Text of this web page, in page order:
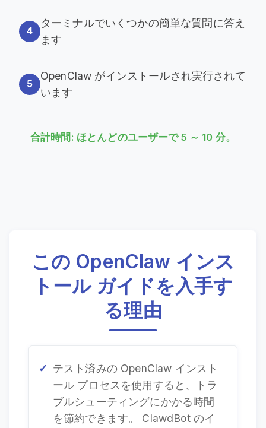
4
ターミナルでいくつかの簡単な質問に答え
ます
5
OpenClaw がインストールされ実行されて
います
合計時間: ほとんどのユーザーで 5 ～ 10 分。
この OpenClaw インス
トール ガイドを入手す
る理由
テスト済みの OpenClaw インスト
ール プロセスを使用すると、トラ
ブルシューティングにかかる​​時間
を節約できます。 ClawdBot のイ